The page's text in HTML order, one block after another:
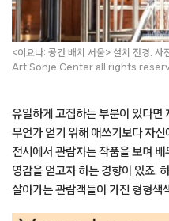
<이요나: 공간 배치 서울> 설치 전경.
Art Sonje Center all rights
유일하게 고집하는 부분이 있다면
무언가 얻기 위해 애쓰기보다 자
전시에서 관람자는 작품을 보며
영감을 얻고자 하는 경향이 있죠.
살아가는 관람객들이 가진 형형색